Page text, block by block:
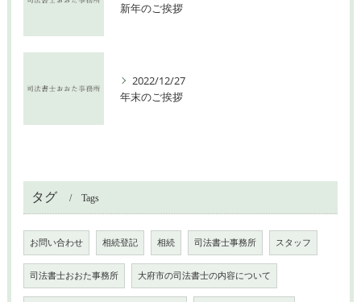
新年のご挨拶
2022/12/27
年末のご挨拶
タグ Tags
お問い合わせ 相続登記 相続 司法書士事務所 スタッフ
司法書士おおた事務所 大府市の司法書士の内容について